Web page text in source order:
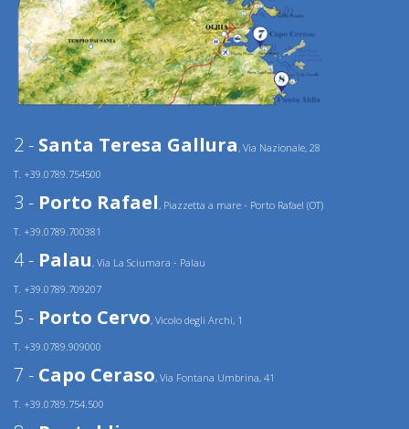
2 - Santa Teresa Gallura, Via Nazionale, 28
T. +39.0789.754500
3 - Porto Rafael, Piazzetta a mare - Porto Rafael (OT)
T. +39.0789.700381
4 - Palau, Via La Sciumara - Palau
T. +39.0789.709207
5 - Porto Cervo, Vicolo degli Archi, 1
T. +39.0789.909000
7 - Capo Ceraso, Via Fontana Umbrina, 41
T. +39.0789.754.500